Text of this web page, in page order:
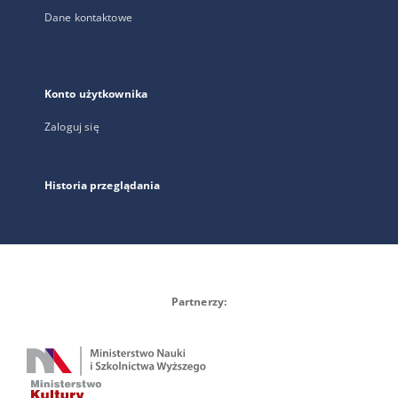
Dane kontaktowe
Konto użytkownika
Zaloguj się
Historia przeglądania
Partnerzy: